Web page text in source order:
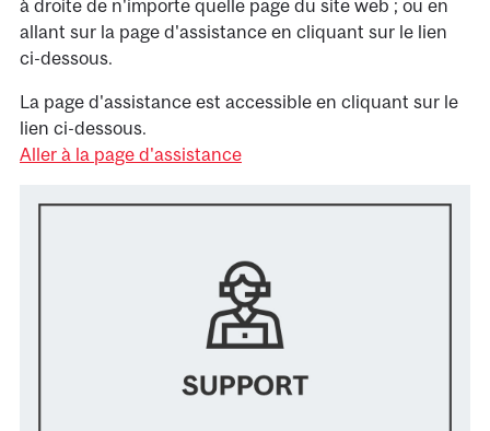
à droite de n'importe quelle page du site web ; ou en
allant sur la page d'assistance en cliquant sur le lien
ci-dessous.
La page d'assistance est accessible en cliquant sur le
lien ci-dessous.
Aller à la page d'assistance